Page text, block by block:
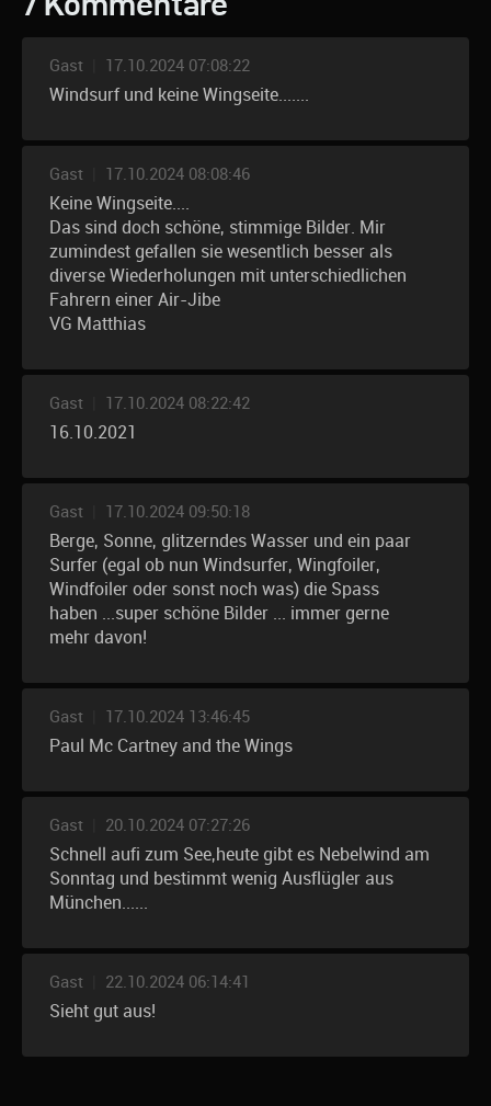
Gast 17.10.2024 07:08:22
Windsurf und keine Wingseite.......
Gast 17.10.2024 08:08:46
Keine Wingseite....
Das sind doch schöne, stimmige Bilder. Mir
zumindest gefallen sie wesentlich besser als
diverse Wiederholungen mit unterschiedlichen
Fahrern einer Air-Jibe
VG Matthias
Gast 17.10.2024 08:22:42
16.10.2021
Gast 17.10.2024 09:50:18
Berge, Sonne, glitzerndes Wasser und ein paar
Surfer (egal ob nun Windsurfer, Wingfoiler,
Windfoiler oder sonst noch was) die Spass
haben ...super schöne Bilder ... immer gerne
mehr davon!
Gast 17.10.2024 13:46:45
Paul Mc Cartney and the Wings
Gast 20.10.2024 07:27:26
Schnell aufi zum See,heute gibt es Nebelwind am
Sonntag und bestimmt wenig Ausflügler aus
München......
Gast 22.10.2024 06:14:41
Sieht gut aus!